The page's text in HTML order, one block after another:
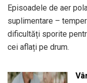
Episoadele de aer
suplimentare –
dificultăți sporite
cei aflați pe drum.